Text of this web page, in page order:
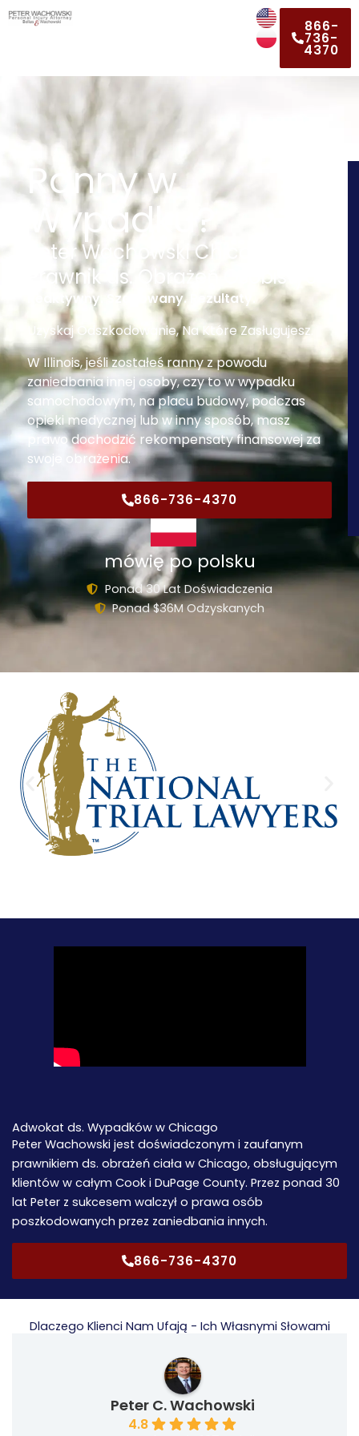
866-
736-
4370
Ranny w
Wypadku?
Peter Wachowski Chicagowski
Prawnik ds. Obrażeń Osobistych
Reaktywny. Szanowany. Rezultaty.
Uzyskaj Odszkodowanie, Na Które Zasługujesz.
W Illinois, jeśli zostałeś ranny z powodu
zaniedbania innej osoby, czy to w wypadku
samochodowym, na placu budowy, podczas
opieki medycznej lub w inny sposób, masz
prawo dochodzić rekompensaty finansowej za
swoje obrażenia.
866-736-4370
mówię po polsku
Ponad 30 Lat Doświadczenia
Ponad $36M Odzyskanych
Adwokat ds. Wypadków w Chicago
Peter Wachowski jest doświadczonym i zaufanym
prawnikiem ds. obrażeń ciała w Chicago, obsługującym
klientów w całym Cook i DuPage County. Przez ponad 30
lat Peter z sukcesem walczył o prawa osób
poszkodowanych przez zaniedbania innych.
866-736-4370
Dlaczego Klienci Nam Ufają - Ich Własnymi Słowami
Peter C. Wachowski
4.8